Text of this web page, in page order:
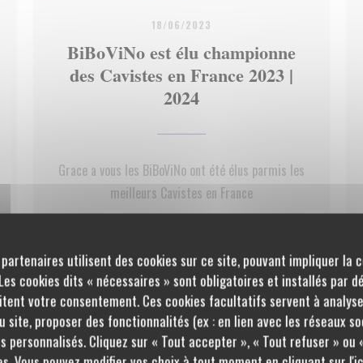
utilisent des cookies sur ce site, pouvant impliquer la
cookies dits « nécessaires » sont obligatoires et installés par
votre consentement. Ces cookies facultatifs servent à
site, proposer des fonctionnalités (ex : en lien avec les réseaux
personnalisés. Cliquez sur « Tout accepter », « Tout refuser » ou
18/06/2023
BiBoViNo est élu championne
des Cavistes en France 2023 |
2024
Grace a vous les BiBoViNo ont été élus parmis les
meilleurs Cavistes en France
VOIR L'ARTICLE((OUVRE UNE NOUVELLE